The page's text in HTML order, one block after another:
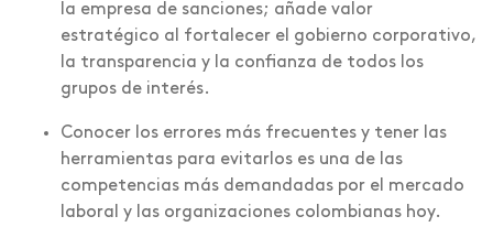
la empresa de sanciones; añade valor
estratégico al fortalecer el gobierno corporativo,
la transparencia y la confianza de todos los
grupos de interés.
Conocer los errores más frecuentes y tener las
herramientas para evitarlos es una de las
competencias más demandadas por el mercado
laboral y las organizaciones colombianas hoy.